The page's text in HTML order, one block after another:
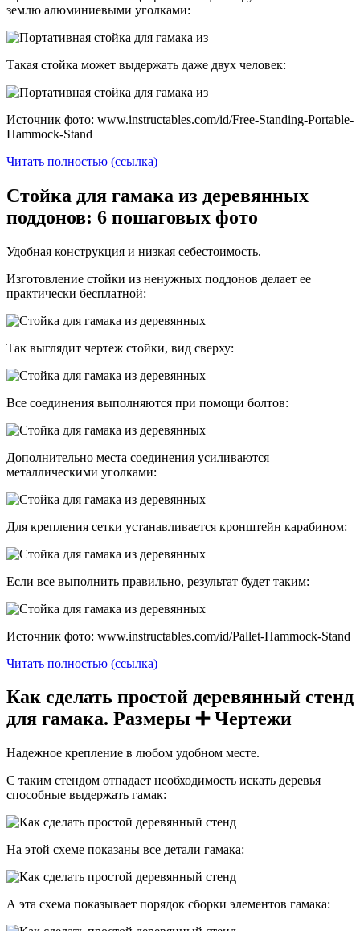
землю алюминиевыми уголками:
Такая стойка может выдержать даже двух человек:
Источник фото: www.instructables.com/id/Free-Standing-Portable-
Hammock-Stand
Читать полностью (ссылка)
Стойка для гамака из деревянных
поддонов: 6 пошаговых фото
Удобная конструкция и низкая себестоимость.
Изготовление стойки из ненужных поддонов делает ее
практически бесплатной:
Так выглядит чертеж стойки, вид сверху:
Все соединения выполняются при помощи болтов:
Дополнительно места соединения усиливаются
металлическими уголками:
Для крепления сетки устанавливается кронштейн карабином:
Если все выполнить правильно, результат будет таким:
Источник фото: www.instructables.com/id/Pallet-Hammock-Stand
Читать полностью (ссылка)
Как сделать простой деревянный стенд
для гамака. Размеры ➕ Чертежи
Надежное крепление в любом удобном месте.
С таким стендом отпадает необходимость искать деревья
способные выдержать гамак:
На этой схеме показаны все детали гамака:
А эта схема показывает порядок сборки элементов гамака: